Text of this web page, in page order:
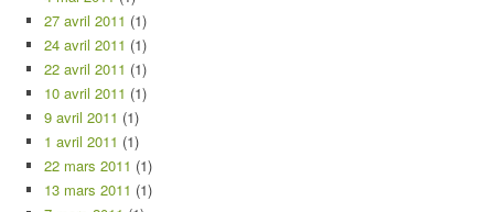
27 avril 2011 (1)
24 avril 2011 (1)
22 avril 2011 (1)
10 avril 2011 (1)
9 avril 2011 (1)
1 avril 2011 (1)
22 mars 2011 (1)
13 mars 2011 (1)